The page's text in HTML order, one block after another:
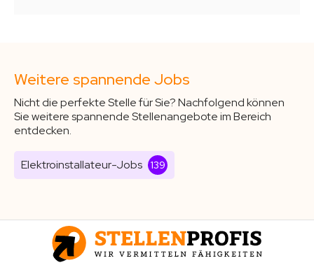
Weitere spannende Jobs
Nicht die perfekte Stelle für Sie? Nachfolgend können
Sie weitere spannende Stellenangebote im Bereich
entdecken.
Elektroinstallateur-Jobs 139